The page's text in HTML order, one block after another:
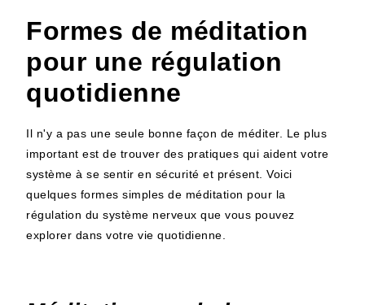
Formes de méditation
pour une régulation
quotidienne
Il n'y a pas une seule bonne façon de méditer. Le plus
important est de trouver des pratiques qui aident votre
système à se sentir en sécurité et présent. Voici
quelques formes simples de méditation pour la
régulation du système nerveux que vous pouvez
explorer dans votre vie quotidienne.